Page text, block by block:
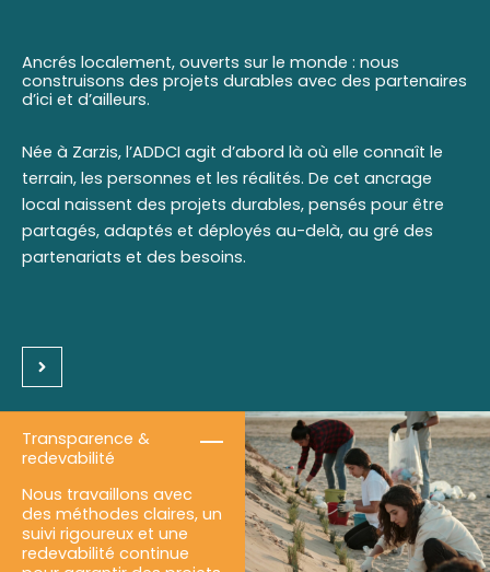
Ancrés localement, ouverts sur le monde : nous
construisons des projets durables avec des partenaires
d’ici et d’ailleurs.
Née à Zarzis, l’ADDCI agit d’abord là où elle connaît le
terrain, les personnes et les réalités. De cet ancrage
local naissent des projets durables, pensés pour être
partagés, adaptés et déployés au-delà, au gré des
partenariats et des besoins.
Transparence &
redevabilité
Nous travaillons avec
des méthodes claires, un
suivi rigoureux et une
redevabilité continue